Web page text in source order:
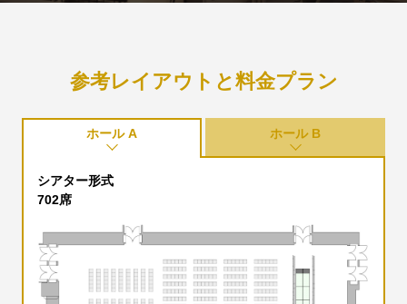
参考レイアウトと料金プラン
ホール A ホール B
シアター形式
702席